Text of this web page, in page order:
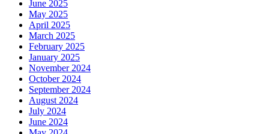
June 2025
May 2025
April 2025
March 2025
February 2025
January 2025
November 2024
October 2024
September 2024
August 2024
July 2024
June 2024